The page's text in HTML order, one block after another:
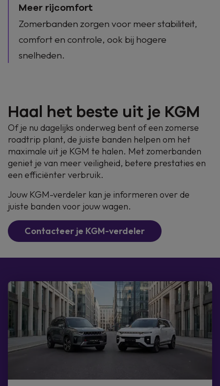
Meer rijcomfort
Zomerbanden zorgen voor meer stabiliteit,
comfort en controle, ook bij hogere
snelheden.
Haal het beste uit je KGM
Of je nu dagelijks onderweg bent of een zomerse
roadtrip plant, de juiste banden helpen om het
maximale uit je KGM te halen. Met zomerbanden
geniet je van meer veiligheid, betere prestaties en
een efficiënter verbruik.
Jouw KGM-verdeler kan je informeren over de
juiste banden voor jouw wagen.
Contacteer je KGM-verdeler